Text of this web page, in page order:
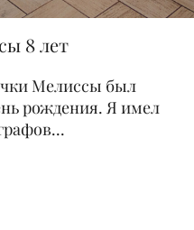
8 лет
Мелиссы был
рождения. Я имел